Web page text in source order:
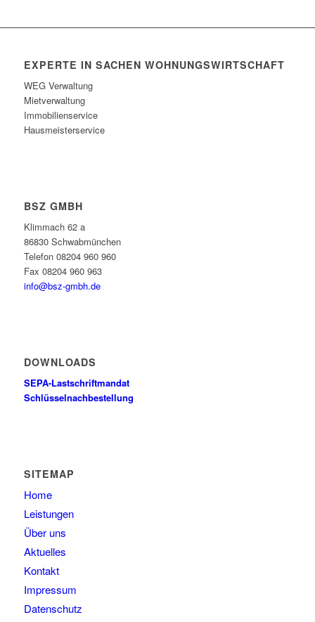
EXPERTE IN SACHEN WOHNUNGSWIRTSCHAFT
WEG Verwaltung
Mietverwaltung
Immobilienservice
Hausmeisterservice
BSZ GMBH
Klimmach 62 a
86830 Schwabmünchen
Telefon 08204 960 960
Fax 08204 960 963
info@bsz-gmbh.de
DOWNLOADS
SEPA-Lastschriftmandat
Schlüsselnachbestellung
SITEMAP
Home
Leistungen
Über uns
Aktuelles
Kontakt
Impressum
Datenschutz